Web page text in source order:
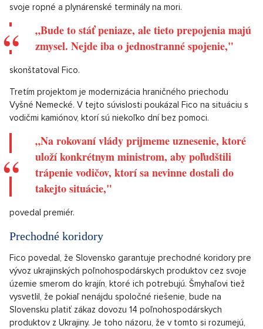
svoje ropné a plynárenské terminály na mori.
„Bude to stáť peniaze, ale tieto prepojenia majú
zmysel. Nejde iba o jednostranné spojenie,"
skonštatoval Fico.
Tretím projektom je modernizácia hraničného priechodu
Vyšné Nemecké. V tejto súvislosti poukázal Fico na situáciu s
vodičmi kamiónov, ktorí sú niekoľko dní bez pomoci.
„Na rokovaní vlády prijmeme uznesenie, ktoré
uloží konkrétnym ministrom, aby poľudštili
trápenie vodičov, ktorí sa nevinne dostali do
takejto situácie,"
povedal premiér.
Prechodné koridory
Fico povedal, že Slovensko garantuje prechodné koridory pre
vývoz ukrajinských poľnohospodárskych produktov cez svoje
územie smerom do krajín, ktoré ich potrebujú. Šmyhaľovi tiež
vysvetlil, že pokiaľ nenájdu spoločné riešenie, bude na
Slovensku platiť zákaz dovozu 14 poľnohospodárskych
produktov z Ukrajiny. Je toho názoru, že v tomto si rozumejú,